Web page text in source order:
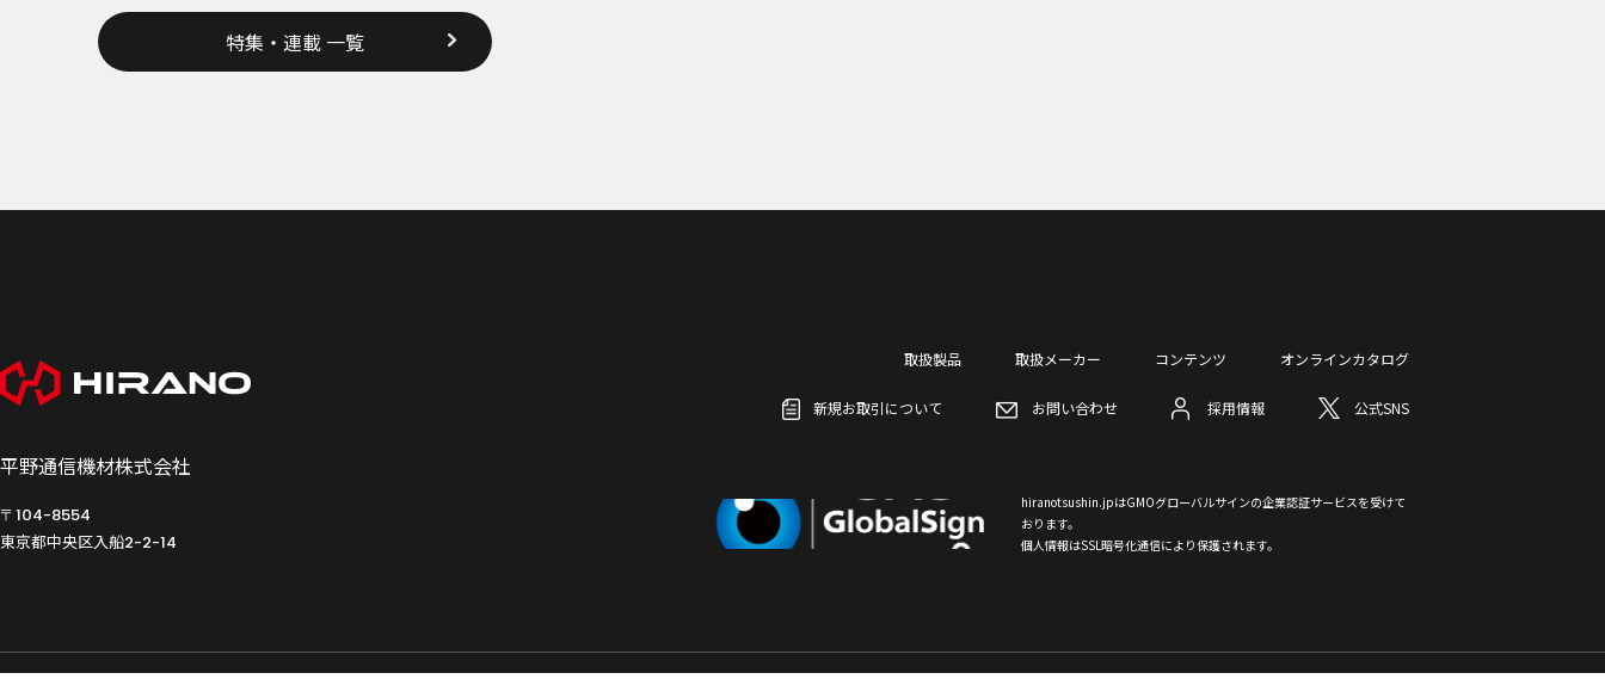
特集・連載 一覧
平野通信機材株式会社
〒104-8554
東京都中央区入船2-2-14
取扱製品 取扱メーカー コンテンツ オンラインカタログ
新規お取引について お問い合わせ 採用情報 公式SNS
hiranotsushin.jpはGMOグローバルサインの企業認証サービスを受けて
おります。
個人情報はSSL暗号化通信により保護されます。